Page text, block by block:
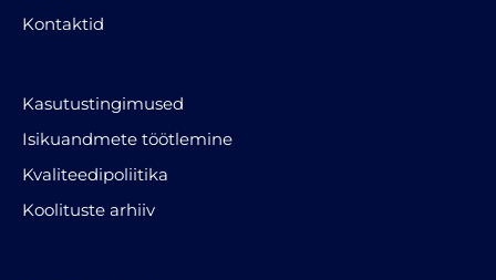
Kontaktid
Kasutustingimused
Isikuandmete töötlemine
Kvaliteedipoliitika
Koolituste arhiiv